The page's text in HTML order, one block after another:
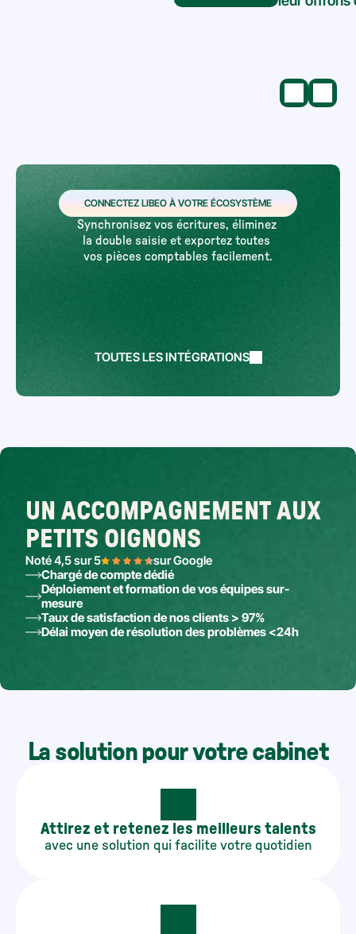
CONNECTEZ LIBEO À VOTRE ÉCOSYSTÈME
Synchronisez vos écritures, éliminez
la double saisie et exportez toutes
vos pièces comptables facilement.
TOUTES LES INTÉGRATIONS
UN ACCOMPAGNEMENT AUX
PETITS OIGNONS
Noté 4,5 sur 5
sur Google
Chargé de compte dédié
Déploiement et formation de vos équipes sur-
mesure
Taux de satisfaction de nos clients > 97%
Délai moyen de résolution des problèmes <24h
La solution pour votre cabinet
Attirez et retenez les meilleurs talents
avec une solution qui facilite votre quotidien